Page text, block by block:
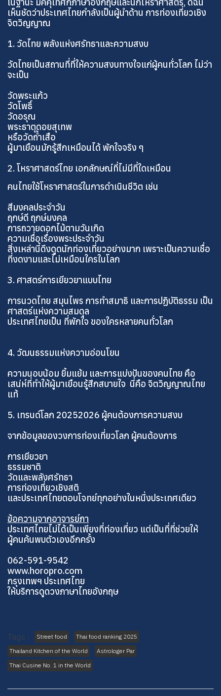
เห็นชัดว่าประเทศไทยกำลังเป็นผู้นำด้าน การท่องเที่ยวเชิง
จิตวิญญาณ
1. วัดไทย พลังแห่งศรัทธาและความสงบ
วัดไทยเป็นสถานที่ที่ให้ความสงบทางใจแก่ผู้คนทั่วโลก ไม่ว่า
จะเป็น
วัดพระแก้ว
วัดโพธิ์
วัดอรุณ
พระธาตุดอยสุเทพ
หรือวัดถ้ำเสือ
ผู้มาเยือนมักรู้สึกเหมือนได้ พักใจจริง ๆ
2. โหราศาสตร์ไทย เอกลักษณ์ที่ไม่มีที่ใดเหมือน
คนไทยใช้โหราศาสตร์ในการดำเนินชีวิต เช่น
สีมงคลประจำวัน
ฤกษ์ดี ฤกษ์มงคล
การถวายดอกไม้ตามวันเกิด
ความเชื่อเรื่องพระประจำวัน
สิ่งเหล่านี้ดึงดูดนักท่องเที่ยวอย่างมาก เพราะเป็นความเชื่อ
ที่งดงามและไม่เหมือนใครในโลก
3. ศาสตร์การเยียวยาแบบไทย
การนวดไทย สมุนไพร การทำสมาธิ และการปฏิบัติธรรม เป็น
ศาสตร์แห่งความสมดุล
ประเทศไทยเป็น ที่พักใจ ของใครหลายคนทั่วโลก
4. วัฒนธรรมแห่งความอ่อนโยน
ความนอบน้อม ยิ้มแย้ม และการแบ่งปันของคนไทย คือ
เสน่ห์ที่ทำให้ผู้มาเยือนรู้สึกสบายใจ นี่คือ จิตวิญญาณไทย
แท้
5. เทรนด์โลก 20252026 ผู้คนต้องการความสงบ
จากข้อมูลของวงการท่องเที่ยวโลก ผู้คนต้องการ
การเยียวยา
ธรรมชาติ
วัดและพลังศรัทธา
การท่องเที่ยวเชิงสติ
และประเทศไทยตอบโจทย์ทุกอย่างในหนึ่งประเทศเดียว
ข้อความจากอาจารย์ภา
ประเทศไทยไม่ได้เป็นเพียงที่ท่องเที่ยว แต่เป็นที่ที่ช่วยให้
ผู้คนค้นพบตัวเองอีกครั้ง
062-591-9542
www.horopro.com
กรุงเทพฯ ประเทศไทย
ให้บริการดูดวงภาษาไทยอังกฤษ
Tags : Street food
Thai food ranking 2025
Thailand Kitchen of the World
Astrologer Par
Thai Cusine No. 1 in the World